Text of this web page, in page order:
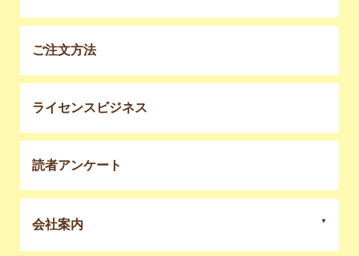
ご注文方法
ライセンスビジネス
読者アンケート
会社案内